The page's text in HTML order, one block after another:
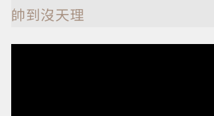
帥到沒天理